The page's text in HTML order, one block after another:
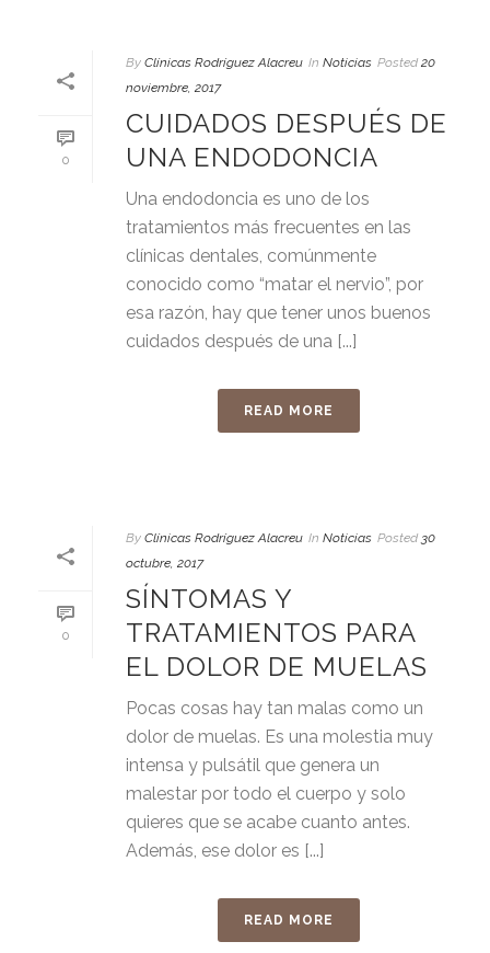
0
By Clínicas Rodríguez Alacreu In Noticias Posted 20
noviembre, 2017
CUIDADOS DESPUÉS DE
UNA ENDODONCIA
Una endodoncia es uno de los
tratamientos más frecuentes en las
clínicas dentales, comúnmente
conocido como “matar el nervio”, por
esa razón, hay que tener unos buenos
cuidados después de una [...]
READ MORE
0
By Clínicas Rodríguez Alacreu In Noticias Posted 30
octubre, 2017
SÍNTOMAS Y
TRATAMIENTOS PARA
EL DOLOR DE MUELAS
Pocas cosas hay tan malas como un
dolor de muelas. Es una molestia muy
intensa y pulsátil que genera un
malestar por todo el cuerpo y solo
quieres que se acabe cuanto antes.
Además, ese dolor es [...]
READ MORE